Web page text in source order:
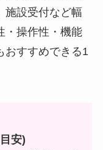
施設受付など幅
・操作性・機能
おすすめできる1
安)